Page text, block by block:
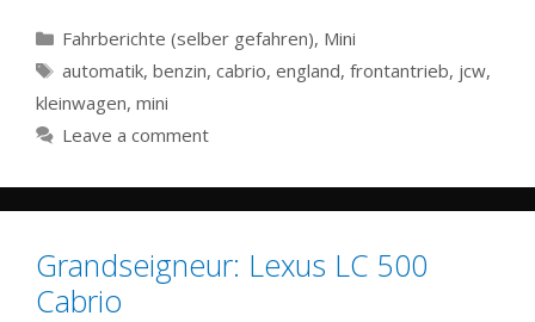
Categories
Fahrberichte (selber gefahren), Mini
Tags
automatik, benzin, cabrio, england, frontantrieb, jcw,
kleinwagen, mini
Leave a comment
Grandseigneur: Lexus LC 500
Cabrio